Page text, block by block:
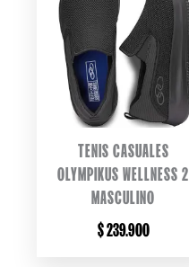
TENIS CASUALES
OLYMPIKUS WELLNESS 2
MASCULINO
$239.900